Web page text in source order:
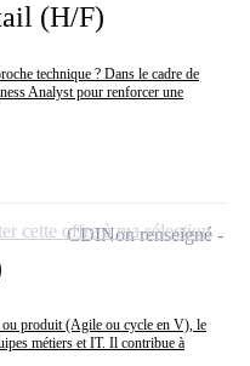
(H/F)
technique ? Dans le cadre de
Analyst pour renforcer une
ou produit (Agile ou cycle en V), le
métiers et IT. Il contribue à
CDINon renseigné
cette offre à ma sélection